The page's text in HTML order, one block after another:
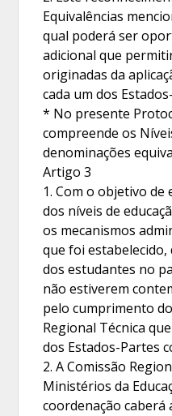
Equivalências
qual poderá ser
adicional que
originadas da
cada um dos
* No presente
compreende os
denominações
Artigo 3
1. Com o objetivo
dos níveis de
os mecanismos
que foi estabelecido,
dos estudantes no
não estiverem
pelo cumprimento
Regional Técnica
dos Estados-Partes
2. A Comissão
Ministérios da
coordenação caberá